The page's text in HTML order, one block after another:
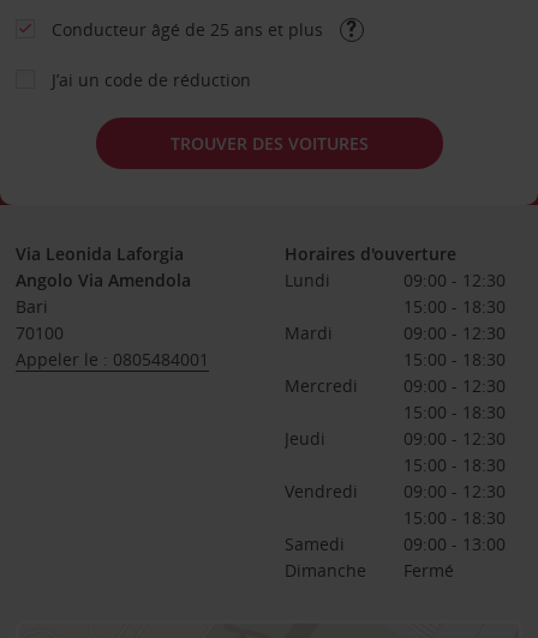
Conducteur âgé de 25 ans et plus
J’ai un code de réduction
TROUVER DES VOITURES
Via Leonida Laforgia
Angolo Via Amendola
Bari
70100
Appeler le : 0805484001
Horaires d'ouverture
Lundi
09:00 - 12:30
15:00 - 18:30
Mardi
09:00 - 12:30
15:00 - 18:30
Mercredi
09:00 - 12:30
15:00 - 18:30
Jeudi
09:00 - 12:30
15:00 - 18:30
Vendredi
09:00 - 12:30
15:00 - 18:30
Samedi
09:00 - 13:00
Dimanche
Fermé